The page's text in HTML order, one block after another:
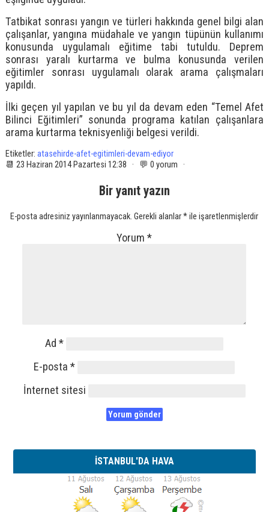
Tatbikat sonrası yangın ve türleri hakkında genel bilgi alan
çalışanlar, yangına müdahale ve yangın tüpünün kullanımı
konusunda uygulamalı eğitime tabi tutuldu. Deprem
sonrası yaralı kurtarma ve bulma konusunda verilen
eğitimler sonrası uygulamalı olarak arama çalışmaları
yapıldı.
İlki geçen yıl yapılan ve bu yıl da devam eden “Temel Afet
Bilinci Eğitimleri” sonunda programa katılan çalışanlara
arama kurtarma teknisyenliği belgesi verildi.
Etiketler: atasehirde-afet-egitimleri-devam-ediyor
📆 23 Haziran 2014 Pazartesi 12:38 · 💬 0 yorum ·
Bir yanıt yazın
E-posta adresiniz yayınlanmayacak. Gerekli alanlar*ile işaretlenmişlerdir
Yorum*
Ad*
E-posta*
İnternet sitesi
İSTANBUL'DA HAVA